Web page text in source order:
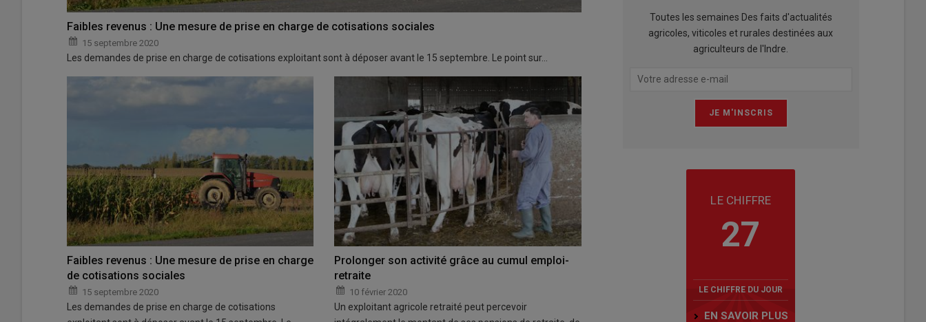
Faibles revenus : Une mesure de prise en charge de cotisations sociales
15 septembre 2020
Les demandes de prise en charge de cotisations exploitant sont à déposer avant le 15 septembre. Le point sur…
Faibles revenus : Une mesure de prise en charge
de cotisations sociales
15 septembre 2020
Les demandes de prise en charge de cotisations
Prolonger son activité grâce au cumul emploi-
retraite
10 février 2020
Un exploitant agricole retraité peut percevoir
Toutes les semaines Des faits d'actualités
agricoles, viticoles et rurales destinées aux
agriculteurs de l'Indre.
LE CHIFFRE
27
LE CHIFFRE DU JOUR
EN SAVOIR PLUS